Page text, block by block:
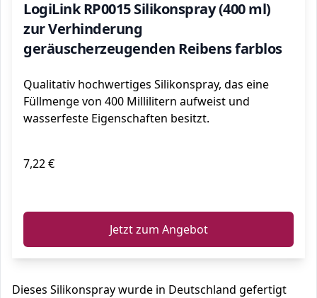
LogiLink RP0015 Silikonspray (400 ml)
zur Verhinderung
geräuscherzeugenden Reibens farblos
Qualitativ hochwertiges Silikonspray, das eine
Füllmenge von 400 Millilitern aufweist und
wasserfeste Eigenschaften besitzt.
7,22 €
Jetzt zum Angebot
Dieses Silikonspray wurde in Deutschland gefertigt